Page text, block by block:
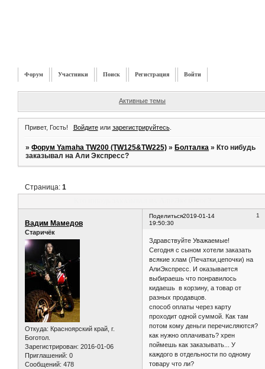
Форум Участники Поиск Регистрация Войти
Активные темы
Привет, Гость! Войдитеили зарегистрируйтесь.
»Форум Yamaha TW200 (TW125&TW225) »Болталка »Кто нибудь
заказывал на Али Экспресс?
Страница:1
Поделиться 1
2019-01-14
19:50:30
Вадим Мамедов
Старичёк
Откуда: Красноярский край, г.
Боготол.
Зарегистрирован: 2016-01-06
Приглашений: 0
Сообщений: 478
Здравствуйте Уважаемые!
Сегодня с сыном хотели заказать
всякие хлам (Печатки,цепочки) на
АлиЭкспресс. И оказывается
выбираешь что понравилось
кидаешь в корзину, а товар от
разных продавцов.
способ оплаты через карту
проходит одной суммой. Как там
потом кому деньги перечисляются?
как нужно оплачивать? хрен
поймешь как заказывать... У
каждого в отдельности по одному
товару что ли?